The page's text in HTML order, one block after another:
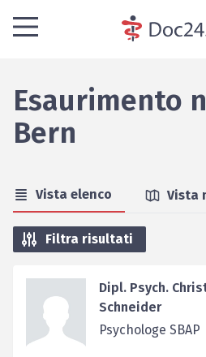
Esaurimento
Bern
Vista elenco Vista
Filtra risultati
Dipl. Psych.
Schneider
Psychologe SBAP